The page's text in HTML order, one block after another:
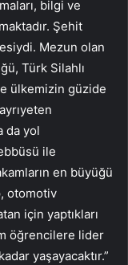
bilgi ve
Şehit
Mezun olan
Türk Silahlı
ülkemizin güzide
da yol
ile
en büyüğü
otomotiv
için yaptıkları
öğrencilere lider
yaşayacaktır.”